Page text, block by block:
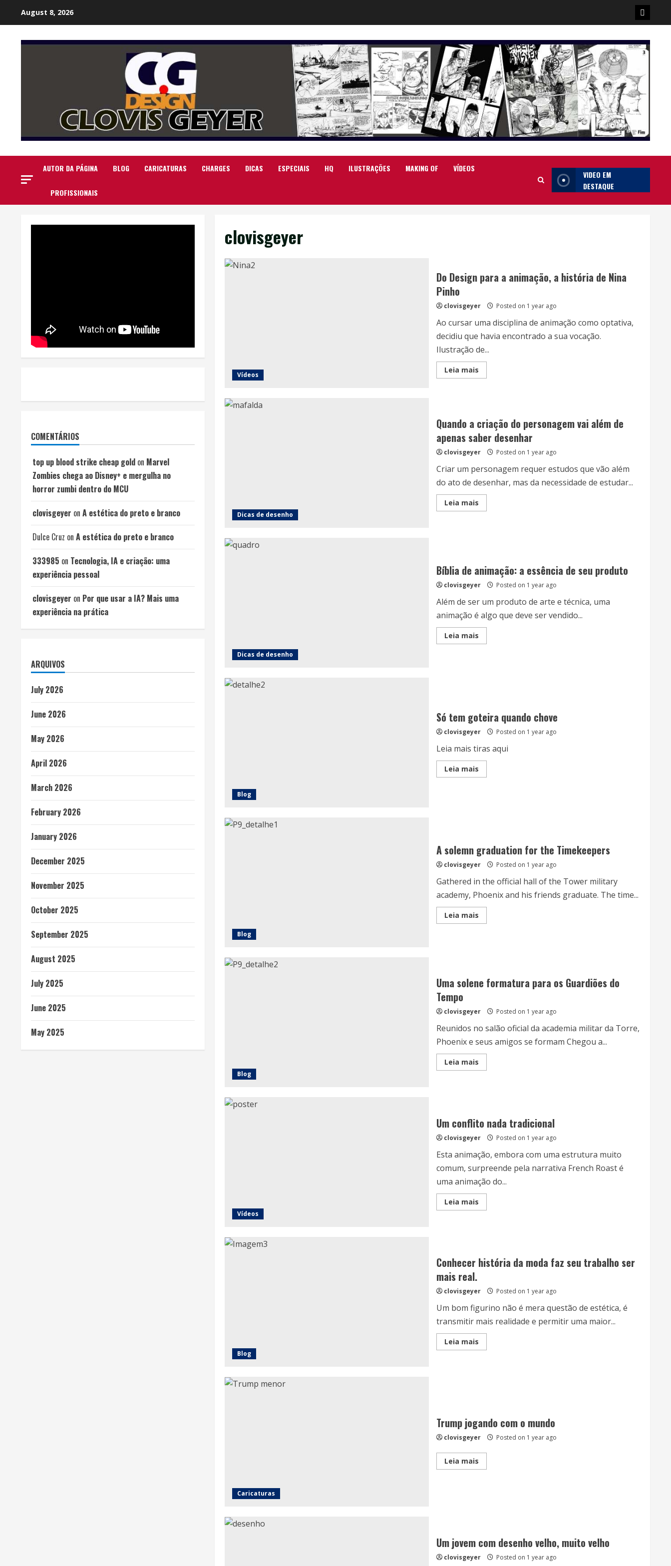
August 8, 2026
Poster
da
Ilha
AUTOR DA PÁGINA BLOG CARICATURAS CHARGES DICAS ESPECIAIS HQ ILUSTRAÇÕES MAKING OF VÍDEOS
PROFISSIONAIS
VIDEO EM
DESTAQUE
clovisgeyer
Vídeos
Do Design para a animação, a história de Nina
Pinho
clovisgeyer Posted on 1 year ago
Ao cursar uma disciplina de animação como optativa,
decidiu que havia encontrado a sua vocação.
Ilustração de...
Leia maisRead
more
animação,
a
história
de
Pinho
Dicas de desenho
Quando a criação do personagem vai além de
apenas saber desenhar
clovisgeyer Posted on 1 year ago
Criar um personagem requer estudos que vão além
do ato de desenhar, mas da necessidade de estudar...
Leia maisRead
more
além
de
apenas
saber
Dicas de desenho
Bíblia de animação: a essência de seu produto
clovisgeyer Posted on 1 year ago
Além de ser um produto de arte e técnica, uma
animação é algo que deve ser vendido...
Leia maisRead
more
Blog
Só tem goteira quando chove
clovisgeyer Posted on 1 year ago
Leia mais tiras aqui
Leia maisRead
more
Blog
A solemn graduation for the Timekeepers
clovisgeyer Posted on 1 year ago
Gathered in the official hall of the Tower military
academy, Phoenix and his friends graduate. The time...
Leia maisRead
more
Blog
Uma solene formatura para os Guardiões do
Tempo
clovisgeyer Posted on 1 year ago
Reunidos no salão oficial da academia militar da Torre,
Phoenix e seus amigos se formam Chegou a...
Leia maisRead
more
Guardiões
do
Vídeos
Um conflito nada tradicional
clovisgeyer Posted on 1 year ago
Esta animação, embora com uma estrutura muito
comum, surpreende pela narrativa French Roast é
uma animação do...
Leia maisRead
more
Blog
Conhecer história da moda faz seu trabalho ser
mais real.
clovisgeyer Posted on 1 year ago
Um bom figurino não é mera questão de estética, é
transmitir mais realidade e permitir uma maior...
Leia maisRead
more
mais
real.
Caricaturas
Trump jogando com o mundo
clovisgeyer Posted on 1 year ago
Leia maisRead
more
Um jovem com desenho velho, muito velho
clovisgeyer Posted on 1 year ago
COMENTÁRIOS
top up blood strike cheap gold on Marvel
Zombies chega ao Disney+ e mergulha no
horror zumbi dentro do MCU
clovisgeyer on A estética do preto e branco
Dulce Cruz on A estética do preto e branco
333985 on Tecnologia, IA e criação: uma
experiência pessoal
clovisgeyer on Por que usar a IA? Mais uma
experiência na prática
ARQUIVOS
July 2026
June 2026
May 2026
April 2026
March 2026
February 2026
January 2026
December 2025
November 2025
October 2025
September 2025
August 2025
July 2025
June 2025
May 2025